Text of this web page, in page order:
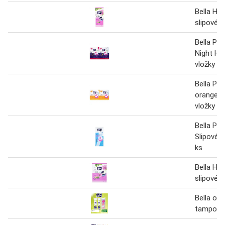
Bella
slipové
Bella
Night
vložky á
Bella
orange
vložky 2
Bella
Slipové
ks
Bella
slipové
Bella
tampony